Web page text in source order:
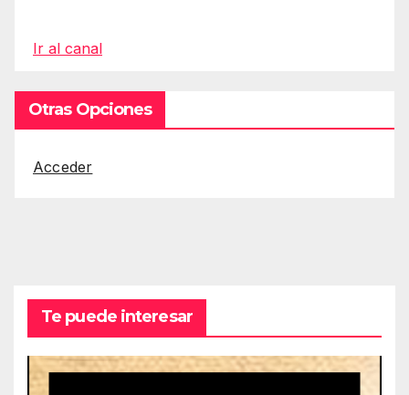
Ir al canal
Otras Opciones
Acceder
Te puede interesar